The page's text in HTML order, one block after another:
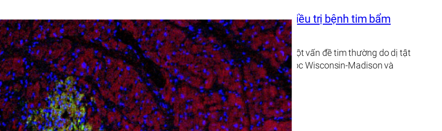
Tế bào tim được biệt hóa từ tế bào gốc an toàn ở khỉ, có thể điều trị bệnh tim bẩm
sinh
Các tế bào cơ tim được biệt hóa từ tế bào gốc cho thấy tiềm năng ở khỉ có một vấn đề tim thường do dị tật
tim đôi khi xuất hiện từ khi sinh ra ở con người, theo nghiên cứu mới từ Đại học Wisconsin-Madison và
Mayo Clinic. Bệnh tim, nguyên nhân gây…